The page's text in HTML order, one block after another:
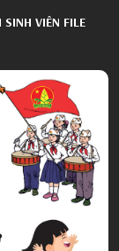
VIÊN FILE